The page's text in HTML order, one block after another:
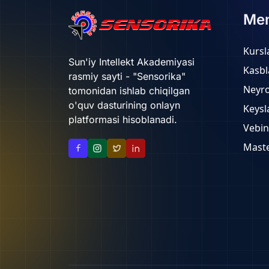
Sun'iy Intellekt Akademiyasi
rasmiy sayti - "Sensorika"
tomonidan ishlab chiqilgan
o'quv dasturining onlayn
platformasi hisoblanadi.